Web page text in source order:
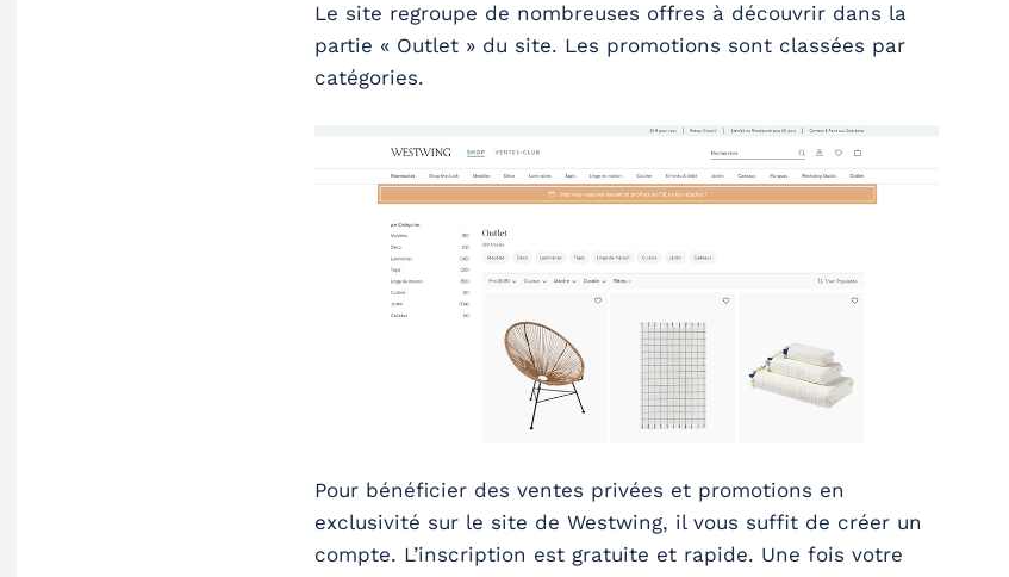
Le site regroupe de nombreuses offres à découvrir dans la
partie « Outlet » du site. Les promotions sont classées par
catégories.
Pour bénéficier des ventes privées et promotions en
exclusivité sur le site de Westwing, il vous suffit de créer un
compte. L’inscription est gratuite et rapide. Une fois votre